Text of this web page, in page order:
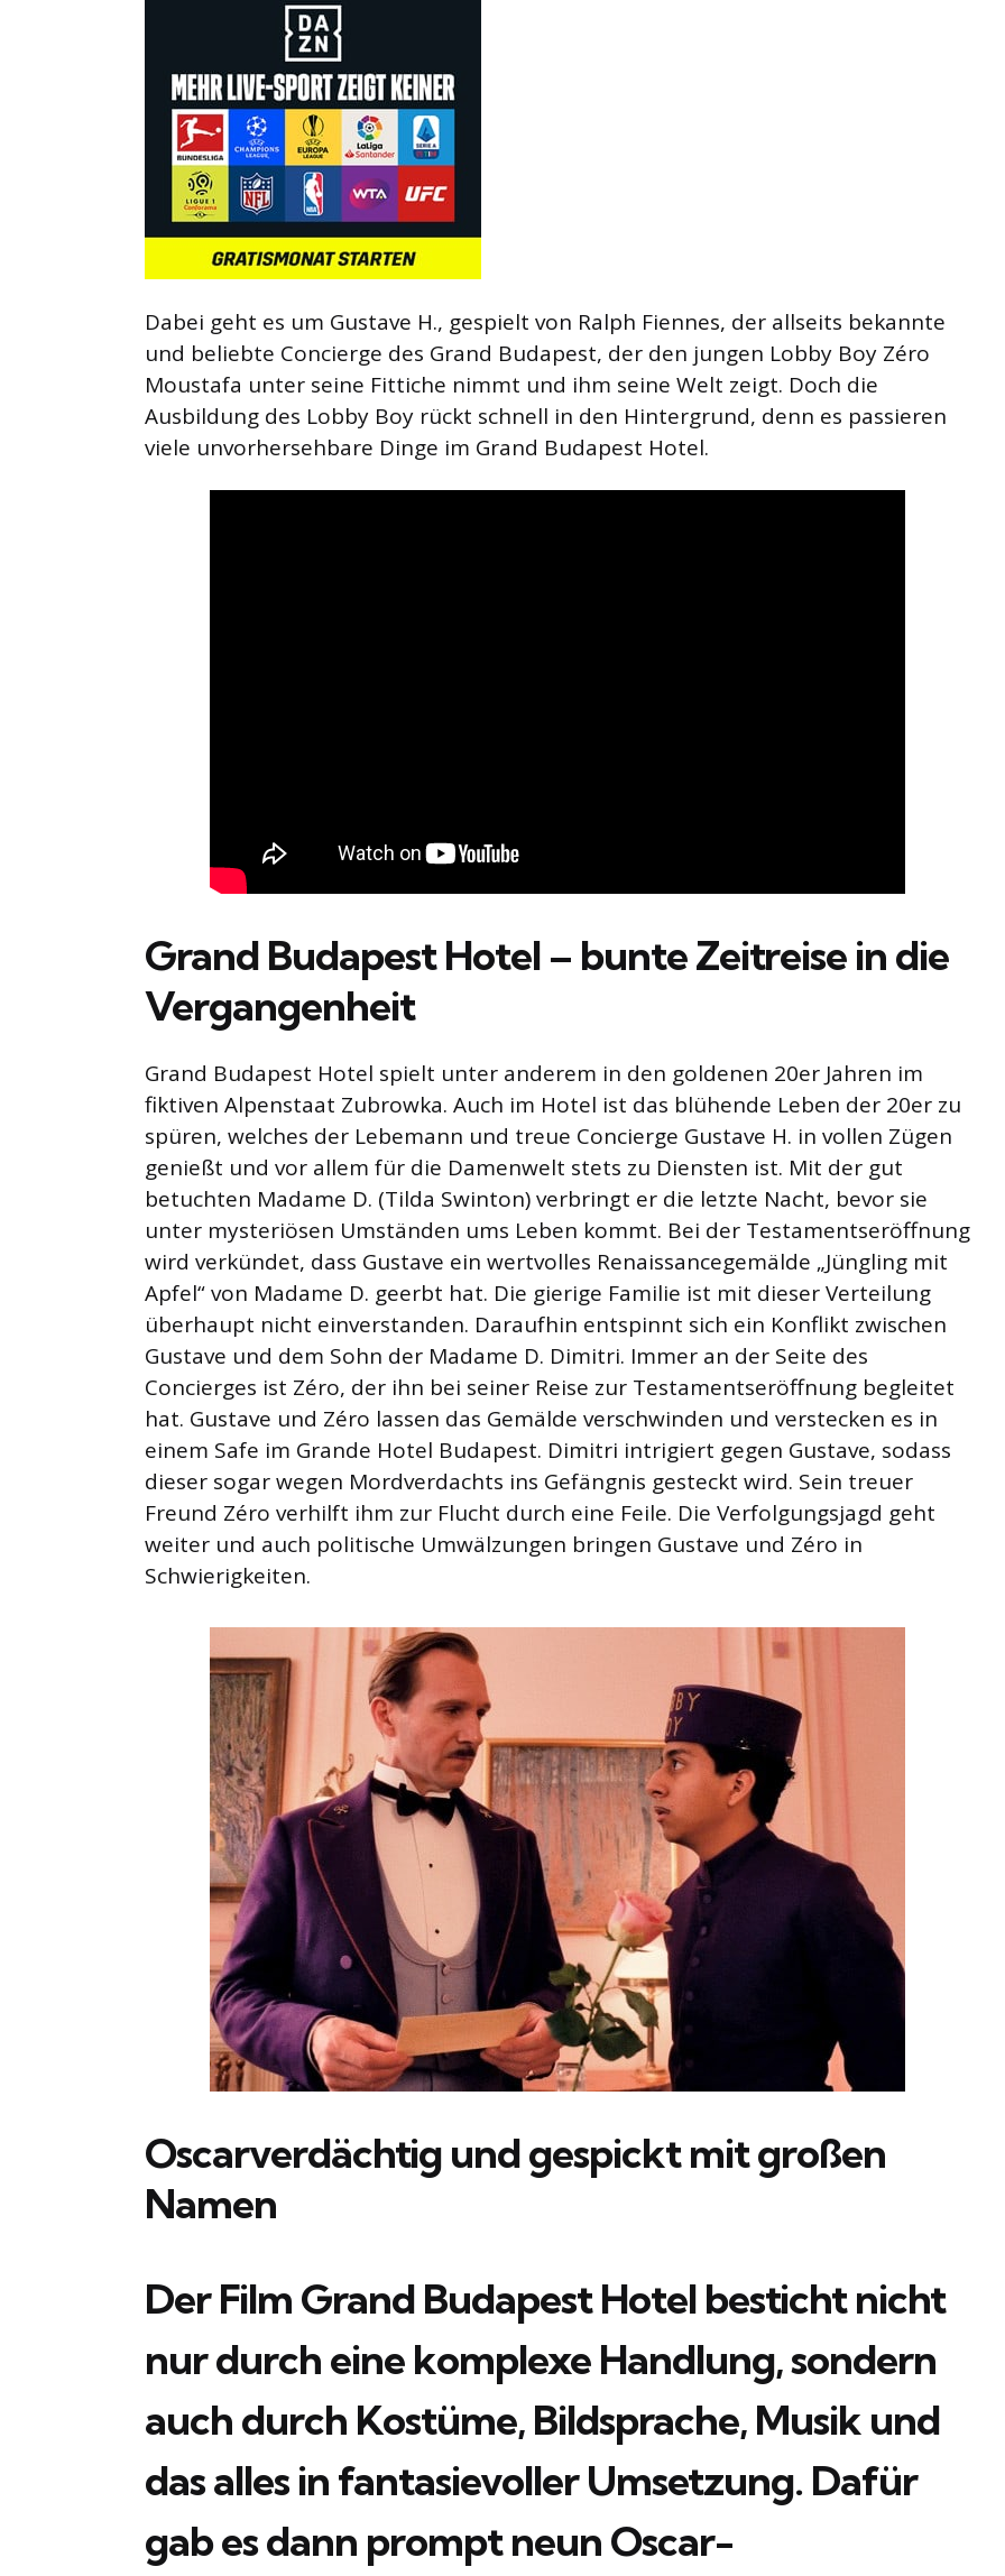
Dabei geht es um Gustave H., gespielt von Ralph Fiennes, der allseits bekannte
und beliebte Concierge des Grand Budapest, der den jungen Lobby Boy Zéro
Moustafa unter seine Fittiche nimmt und ihm seine Welt zeigt. Doch die
Ausbildung des Lobby Boy rückt schnell in den Hintergrund, denn es passieren
viele unvorhersehbare Dinge im Grand Budapest Hotel.
Grand Budapest Hotel – bunte Zeitreise in die
Vergangenheit
Grand Budapest Hotel spielt unter anderem in den goldenen 20er Jahren im
fiktiven Alpenstaat Zubrowka. Auch im Hotel ist das blühende Leben der 20er zu
spüren, welches der Lebemann und treue Concierge Gustave H. in vollen Zügen
genießt und vor allem für die Damenwelt stets zu Diensten ist. Mit der gut
betuchten Madame D. (Tilda Swinton) verbringt er die letzte Nacht, bevor sie
unter mysteriösen Umständen ums Leben kommt. Bei der Testamentseröffnung
wird verkündet, dass Gustave ein wertvolles Renaissancegemälde „Jüngling mit
Apfel“ von Madame D. geerbt hat. Die gierige Familie ist mit dieser Verteilung
überhaupt nicht einverstanden. Daraufhin entspinnt sich ein Konflikt zwischen
Gustave und dem Sohn der Madame D. Dimitri. Immer an der Seite des
Concierges ist Zéro, der ihn bei seiner Reise zur Testamentseröffnung begleitet
hat. Gustave und Zéro lassen das Gemälde verschwinden und verstecken es in
einem Safe im Grande Hotel Budapest. Dimitri intrigiert gegen Gustave, sodass
dieser sogar wegen Mordverdachts ins Gefängnis gesteckt wird. Sein treuer
Freund Zéro verhilft ihm zur Flucht durch eine Feile. Die Verfolgungsjagd geht
weiter und auch politische Umwälzungen bringen Gustave und Zéro in
Schwierigkeiten.
Oscarverdächtig und gespickt mit großen
Namen
Der Film Grand Budapest Hotel besticht nicht
nur durch eine komplexe Handlung, sondern
auch durch Kostüme, Bildsprache, Musik und
das alles in fantasievoller Umsetzung. Dafür
gab es dann prompt neun Oscar-